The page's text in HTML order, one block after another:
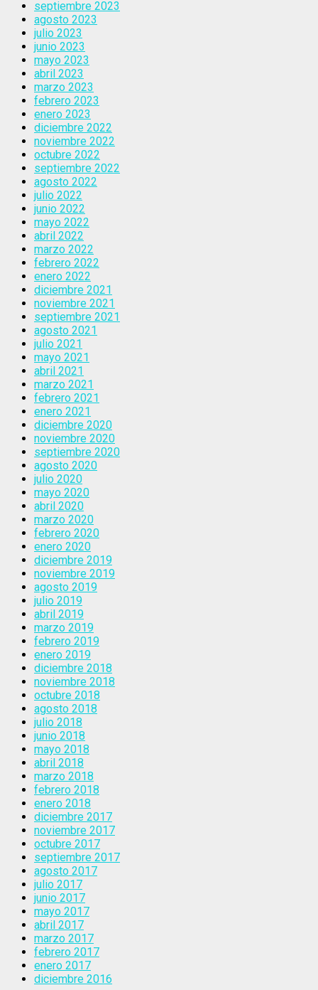
septiembre 2023
agosto 2023
julio 2023
junio 2023
mayo 2023
abril 2023
marzo 2023
febrero 2023
enero 2023
diciembre 2022
noviembre 2022
octubre 2022
septiembre 2022
agosto 2022
julio 2022
junio 2022
mayo 2022
abril 2022
marzo 2022
febrero 2022
enero 2022
diciembre 2021
noviembre 2021
septiembre 2021
agosto 2021
julio 2021
mayo 2021
abril 2021
marzo 2021
febrero 2021
enero 2021
diciembre 2020
noviembre 2020
septiembre 2020
agosto 2020
julio 2020
mayo 2020
abril 2020
marzo 2020
febrero 2020
enero 2020
diciembre 2019
noviembre 2019
agosto 2019
julio 2019
abril 2019
marzo 2019
febrero 2019
enero 2019
diciembre 2018
noviembre 2018
octubre 2018
agosto 2018
julio 2018
junio 2018
mayo 2018
abril 2018
marzo 2018
febrero 2018
enero 2018
diciembre 2017
noviembre 2017
octubre 2017
septiembre 2017
agosto 2017
julio 2017
junio 2017
mayo 2017
abril 2017
marzo 2017
febrero 2017
enero 2017
diciembre 2016